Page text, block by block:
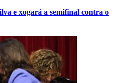
e xogará a semifinal contra o